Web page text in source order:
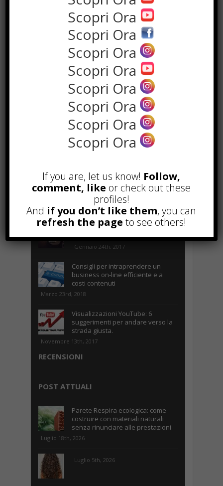
POPOLARI
Alcuni trucchi per avere un blog di
Comprare visite YouTube: i 5
vantaggi TOP!
Novembre 2nd, 2017
Parcheggiare low-cost a Torino
Caselle
Gennaio 24th, 2017
Consigli per intraprendere un
business on-line efficiente e a
costi contenuti
Marzo 23rd, 2018
Visualizzazioni YouTube: 6
suggerimenti per andare verso la
strada giusta.
Novembre 13th, 2017
RECENSIONI
POST ATTUALI
Parete Respira ecologica: come
costruire con materiali naturali
senza rinunciare alle prestazioni
Luglio 18th, 2026
Luglio 5th, 2026
Scopri Ora
Scopri Ora
Scopri Ora
Scopri Ora
Scopri Ora
Scopri Ora
Scopri Ora
Scopri Ora
If you are, let us know! Follow,
comment, like or check out these
profiles!
And if you don’t like them, you can
refresh the page to see others!